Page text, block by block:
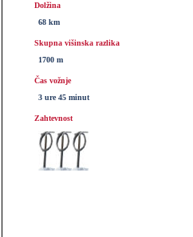
Dolžina
68 km
Skupna višinska razlika
1700 m
Čas vožnje
3 ure 45 minut
Zahtevnost